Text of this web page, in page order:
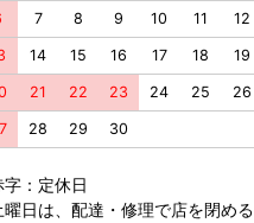
7 8 9 10 11 12
14 15 16 17 18 19
21 22 23 24 25 26
28 29 30
：定休日
日は、配達・修理で店を閉める